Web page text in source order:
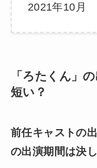
2021年10月
「ろたくん」
短い？
前任キャストの
の出演期間は決